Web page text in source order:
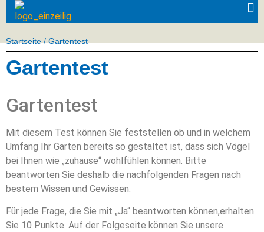
Startseite/Gartentest
Gartentest
Gartentest
Mit diesem Test können Sie feststellen ob und in welchem
Umfang Ihr Garten bereits so gestaltet ist, dass sich Vögel
bei Ihnen wie „zuhause“ wohlfühlen können. Bitte
beantworten Sie deshalb die nachfolgenden Fragen nach
bestem Wissen und Gewissen.
Für jede Frage, die Sie mit „Ja“ beantworten können,erhalten
Sie 10 Punkte. Auf der Folgeseite können Sie unsere